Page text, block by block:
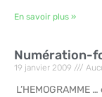
En savoir plus »
Numération-
19 janvier 2009
L’HEMOGRAMME